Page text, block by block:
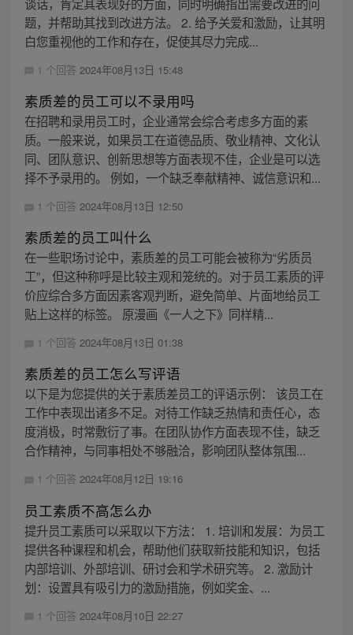
题，并帮助其找到改进方法。 2. 给予关爱和激励，让其明
白您重视他的工作和存在，促使其尽力完成...
1 个回答 2024年08月13日 15:48
素质差的员工可以不录用吗
在招聘和录用员工时，企业通常会综合考虑多方面的素
质。一般来说，如果员工在道德品质、敬业精神、文化认
同、团队意识、创新思想等方面表现不佳，企业是可以选
择不予录用的。 例如，一个缺乏奉献精神、诚信意识和...
1 个回答 2024年08月13日 12:50
素质差的员工叫什么
在一些职场讨论中，素质差的员工可能会被称为“劣质员
工”，但这种称呼是比较主观和笼统的。对于员工素质的评
价应综合多方面因素客观判断，避免简单、片面地给员工
贴上这样的标签。 原漫画《一人之下》同样精...
1 个回答 2024年08月13日 01:38
素质差的员工怎么写评语
以下是为您提供的关于素质差员工的评语示例： 该员工在
工作中表现出诸多不足。对待工作缺乏热情和责任心，态
度消极，时常敷衍了事。在团队协作方面表现不佳，缺乏
合作精神，与同事相处不够融洽，影响团队整体氛围...
1 个回答 2024年08月12日 19:16
员工素质不高怎么办
提升员工素质可以采取以下方法： 1. 培训和发展：为员工
提供各种课程和机会，帮助他们获取新技能和知识，包括
内部培训、外部培训、研讨会和学术研究等。 2. 激励计
划：设置具有吸引力的激励措施，例如奖金、...
1 个回答 2024年08月10日 22:27